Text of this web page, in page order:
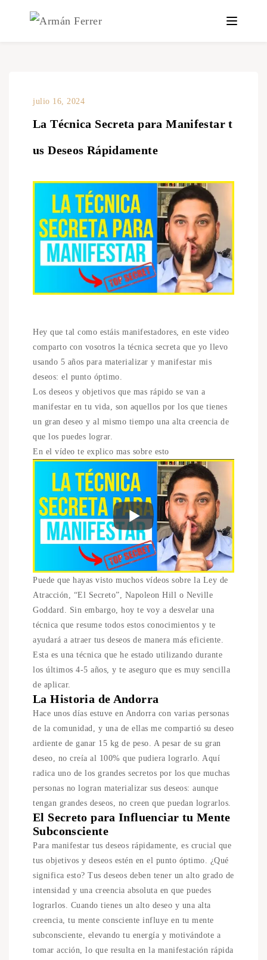
julio 16, 2024
La Técnica Secreta para Manifestar t
us Deseos Rápidamente
Hey que tal como estáis manifestadores, en este video
comparto con vosotros la técnica secreta que yo llevo
usando 5 años para materializar y manifestar mis
deseos: el punto óptimo.
Los deseos y objetivos que mas rápido se van a
manifestar en tu vida, son aquellos por los que tienes
un gran deseo y al mismo tiempo una alta creencia de
que los puedes lograr.
En el vídeo te explico mas sobre esto
Puede que hayas visto muchos vídeos sobre la Ley de
Atracción, “El Secreto”, Napoleon Hill o Neville
Goddard. Sin embargo, hoy te voy a desvelar una
técnica que resume todos estos conocimientos y te
ayudará a atraer tus deseos de manera más eficiente.
Esta es una técnica que he estado utilizando durante
los últimos 4-5 años, y te aseguro que es muy sencilla
de aplicar.
La Historia de Andorra
Hace unos días estuve en Andorra con varias personas
de la comunidad, y una de ellas me compartió su deseo
ardiente de ganar 15 kg de peso. A pesar de su gran
deseo, no creía al 100% que pudiera lograrlo. Aquí
radica uno de los grandes secretos por los que muchas
personas no logran materializar sus deseos: aunque
tengan grandes deseos, no creen que puedan lograrlos.
El Secreto para Influenciar tu Mente
Subconsciente
Para manifestar tus deseos rápidamente, es crucial que
tus objetivos y deseos estén en el punto óptimo. ¿Qué
significa esto? Tus deseos deben tener un alto grado de
intensidad y una creencia absoluta en que puedes
lograrlos. Cuando tienes un alto deseo y una alta
creencia, tu mente consciente influye en tu mente
subconsciente, elevando tu energía y motivándote a
tomar acción, lo que resulta en la manifestación rápida